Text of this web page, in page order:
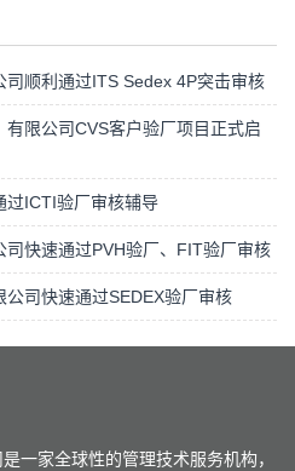
顺利通过ITS Sedex 4P突击审核
限公司CVS客户验厂项目正式启
过ICTI验厂审核辅导
快速通过PVH验厂、FIT验厂审核
司快速通过SEDEX验厂审核
一家全球性的管理技术服务机构，